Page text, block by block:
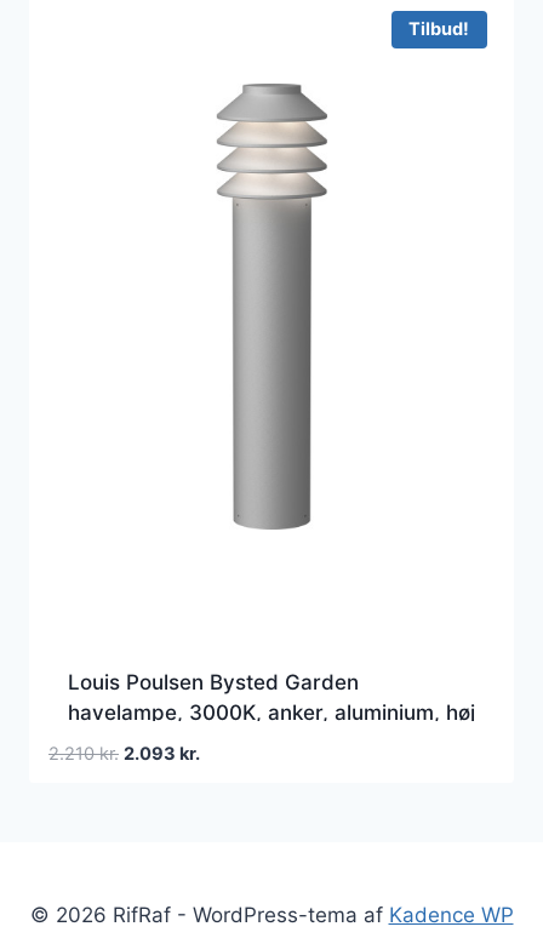
Tilbud!
Louis Poulsen Bysted Garden
havelampe, 3000K, anker, aluminium, høj
2.210kr. Den
2.093 kr.Den
© 2026 RifRaf - WordPress-tema af Kadence WP